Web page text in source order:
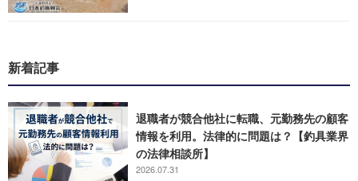
新着記事
退職者が競合他社に転職、元勤務先の顧客
情報を利用。法律的に問題は？【釣具業界
の法律相談所】
2026.07.31